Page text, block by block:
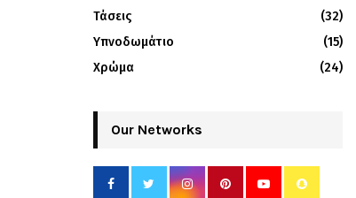
Τάσεις
(32)
Υπνοδωμάτιο
(15)
Χρώμα
(24)
Our Networks